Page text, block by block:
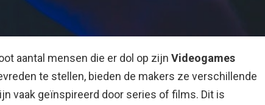
aantal mensen die er dol op zijn Videogames
te stellen, bieden de makers ze verschillende
vaak geïnspireerd door series of films. Dit is